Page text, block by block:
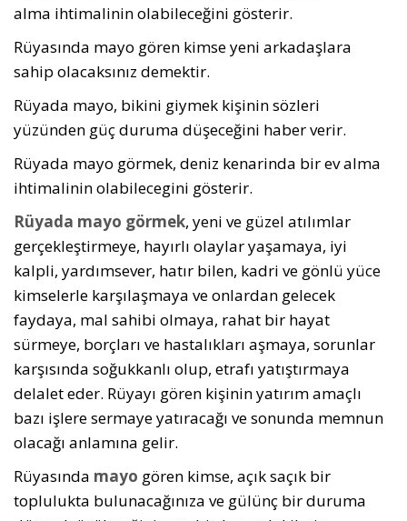
alma ihtimalinin olabileceğini gösterir.
Rüyasında mayo gören kimse yeni arkadaşlara
sahip olacaksınız demektir.
Rüyada mayo, bikini giymek kişinin sözleri
yüzünden güç duruma düşeceğini haber verir.
Rüyada mayo görmek, deniz kenarinda bir ev alma
ihtimalinin olabilecegini gösterir.
Rüyada mayo görmek, yeni ve güzel atılımlar
gerçekleştirmeye, hayırlı olaylar yaşamaya, iyi
kalpli, yardımsever, hatır bilen, kadri ve gönlü yüce
kimselerle karşılaşmaya ve onlardan gelecek
faydaya, mal sahibi olmaya, rahat bir hayat
sürmeye, borçları ve hastalıkları aşmaya, sorunlar
karşısında soğukkanlı olup, etrafı yatıştırmaya
delalet eder. Rüyayı gören kişinin yatırım amaçlı
bazı işlere sermaye yatıracağı ve sonunda memnun
olacağı anlamına gelir.
Rüyasında mayo gören kimse, açık saçık bir
toplulukta bulunacağınıza ve gülünç bir duruma